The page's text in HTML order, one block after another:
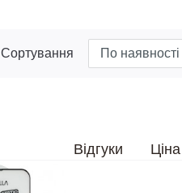
Сортування
Відгуки Ціна